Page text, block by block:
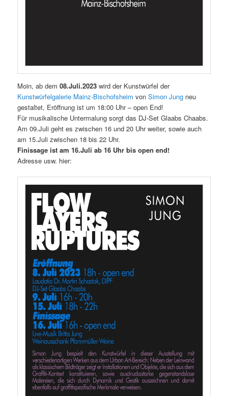
Moin, ab dem08.Juli.2023 wird der Kunstwürfel der
Kunstwürfelgalerie Mainz-Bischofsheim vonSimon Jung neu
gestaltet, Eröffnung ist um 18:00 Uhr – open End!
Für musikalische Untermalung sorgt das DJ-Set Glaabs Chaabs.
Am 09.Juli geht es zwischen 16 und 20 Uhr weiter, sowie auch
am 15.Juli zwischen 18 bis 22 Uhr.
Finissage ist am 16.Juli ab 16 Uhr bis open end!
Adresse usw. hier: